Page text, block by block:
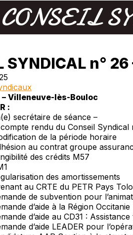
CONSEIL
SYNDICAL n°
Villeneuve-lès-Bouloc
:
secrétaire de séance –
rendu du Conseil Syndical
de la période horaire
au contrat groupe
des crédits M57
des amortissements
au CRTE du PETR Pays
de subvention pour
d’aide à la Région
d’aide au CD31 :
d’aide LEADER pour